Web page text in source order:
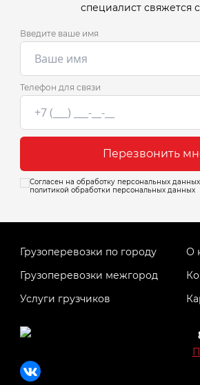
специалист свяжется
Введите ваше имя
Телефон для связи
Перезвонить
Согласен на обработку персональных данных
политикой обработки персональных данных
Грузоперевозки по городу
О
Грузоперевозки межгород
Услуги грузчиков